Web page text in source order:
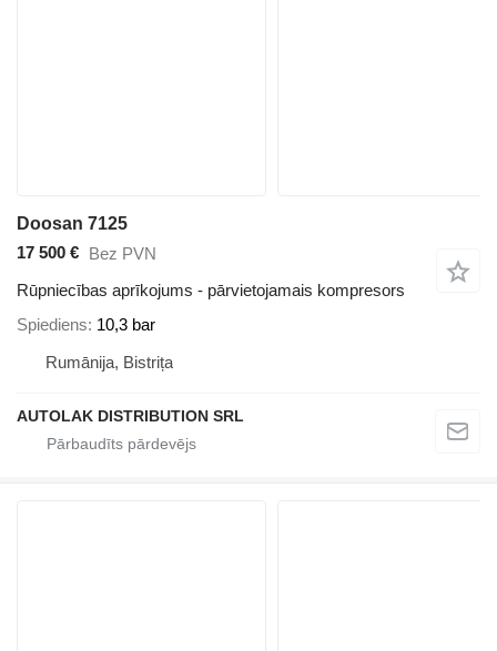
Doosan 7125
17 500 € Bez PVN
Rūpniecības aprīkojums - pārvietojamais kompresors
Spiediens 10,3 bar
Rumānija, Bistrița
AUTOLAK DISTRIBUTION SRL